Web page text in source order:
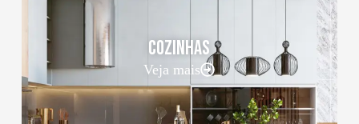
COZINHAS
Veja mais